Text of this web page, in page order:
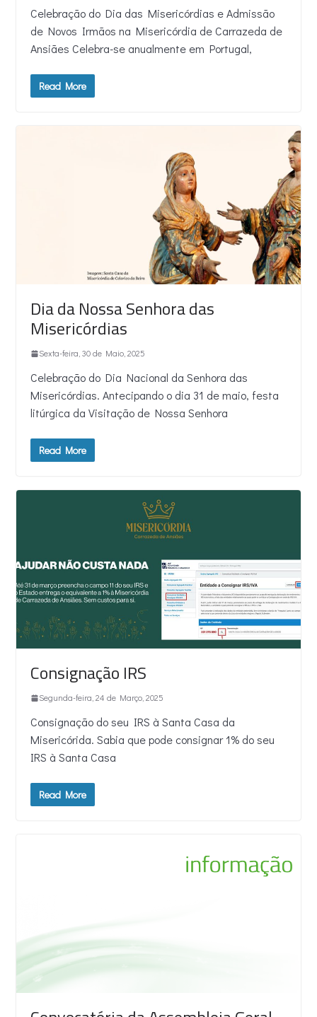
Celebração do Dia das Misericórdias e Admissão
de Novos Irmãos na Misericórdia de Carrazeda de
Ansiães Celebra-se anualmente em Portugal,
Read More
Dia da Nossa Senhora das
Misericórdias
Sexta-feira, 30 de Maio, 2025
Celebração do Dia Nacional da Senhora das
Misericórdias. Antecipando o dia 31 de maio, festa
litúrgica da Visitação de Nossa Senhora
Read More
Consignação IRS
Segunda-feira, 24 de Março, 2025
Consignação do seu IRS à Santa Casa da
Misericórida. Sabia que pode consignar 1% do seu
IRS à Santa Casa
Read More